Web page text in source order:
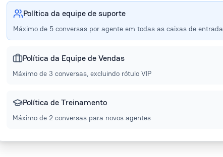
Política da equipe de suporte
Máximo de 5 conversas por agente em todas as caixas de entrada
Política da Equipe de Vendas
Máximo de 3 conversas, excluindo rótulo VIP
Política de Treinamento
Máximo de 2 conversas para novos agentes